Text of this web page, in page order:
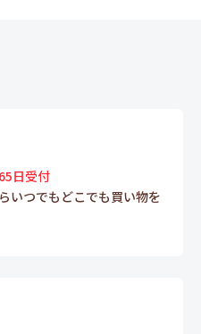
日受付
いつでもどこでも買い物を